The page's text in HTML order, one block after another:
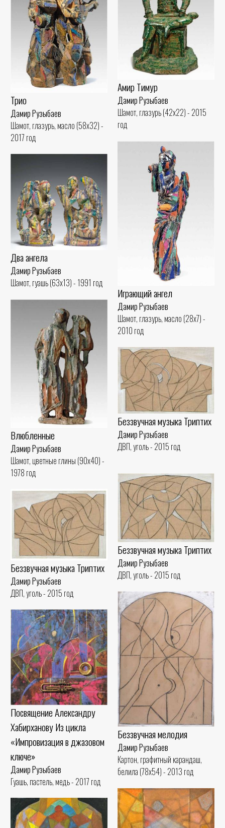
Амир Тимур
Дамир Рузыбаев
Шамот, глазурь (42x22) - 2015
год
Трио
Дамир Рузыбаев
Шамот, глазурь, масло (58x32) -
2017 год
Играющий ангел
Дамир Рузыбаев
Шамот, глазурь, масло (28x7) -
2010 год
Два ангела
Дамир Рузыбаев
Шамот, гуашь (63x13) - 1991 год
Влюбленные
Дамир Рузыбаев
Шамот, цветные глины (90x40) -
1978 год
Беззвучная музыка Триптих
Дамир Рузыбаев
ДВП, уголь - 2015 год
Беззвучная музыка Триптих
Дамир Рузыбаев
ДВП, уголь - 2015 год
Беззвучная музыка Триптих
Дамир Рузыбаев
ДВП, уголь - 2015 год
Беззвучная мелодия
Дамир Рузыбаев
Картон, графитный карандаш,
белила (78x54) - 2013 год
Посвящение Александру
Хабирханову Из цикла
«Импровизация в джазовом
ключе»
Дамир Рузыбаев
Гуашь, пастель, медь - 2017 год